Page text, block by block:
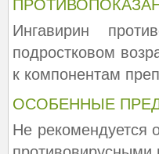
Ингавирин
подростковом
к компонентам
ОСОБЕННЫЕ
Не рекомендуется